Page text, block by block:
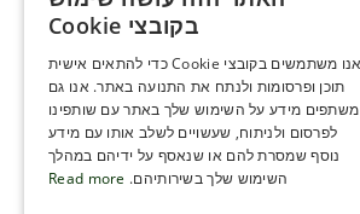
ENGLISH
SERBIA
HEBREW
RUSSIAN
בקובצי Cookie
אנו משתמשים בקובצי Cookie כדי להתאים אישית
תוכן ופרסומות ולנתח את התנועה באתר. אנו גם
משתפים מידע על השימוש שלך באתר עם שותפינו
לפרסום ולניתוח, שעשויים לשלב אותו עם מידע
נוסף שמסרת להם או שנאסף על ידיהם במהלך
השימוש שלך בשירותיהם. Read more